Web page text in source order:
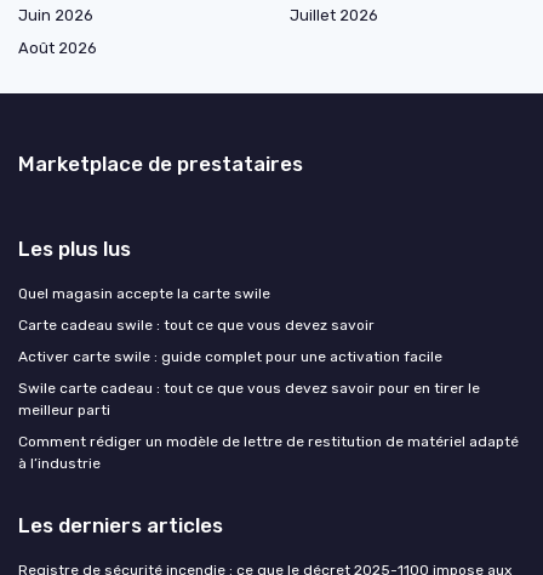
Juin 2026
Juillet 2026
Août 2026
Marketplace de prestataires
Les plus lus
Quel magasin accepte la carte swile
Carte cadeau swile : tout ce que vous devez savoir
Activer carte swile : guide complet pour une activation facile
Swile carte cadeau : tout ce que vous devez savoir pour en tirer le
meilleur parti
Comment rédiger un modèle de lettre de restitution de matériel adapté
à l’industrie
Les derniers articles
Registre de sécurité incendie : ce que le décret 2025-1100 impose aux